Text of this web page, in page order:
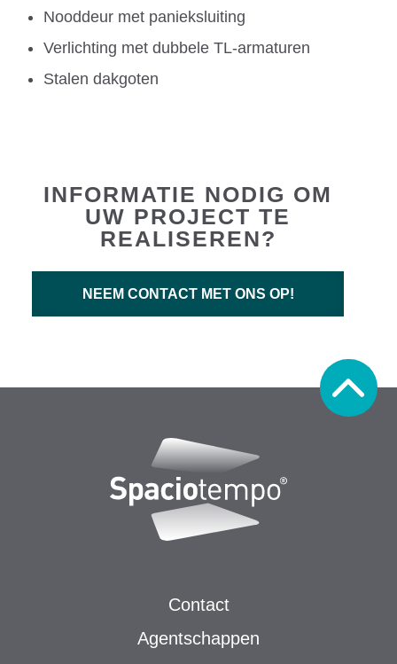
Nooddeur met panieksluiting
Verlichting met dubbele TL-armaturen
Stalen dakgoten
NEEM CONTACT MET ONS OP!
INFORMATIE NODIG OM
UW PROJECT TE
REALISEREN?
Contact
Agentschappen